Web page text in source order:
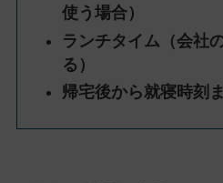
使う場合）
ランチタイム（会社
る）
帰宅後から就寝時刻